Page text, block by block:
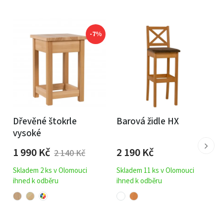
-7%
Dřevěné štokrle
vysoké
1 990Kč 2 140Kč
Skladem 2 ks v Olomouci
ihned k odběru
Barová židle HX
2 190Kč
Skladem 11 ks v Olomouci
ihned k odběru